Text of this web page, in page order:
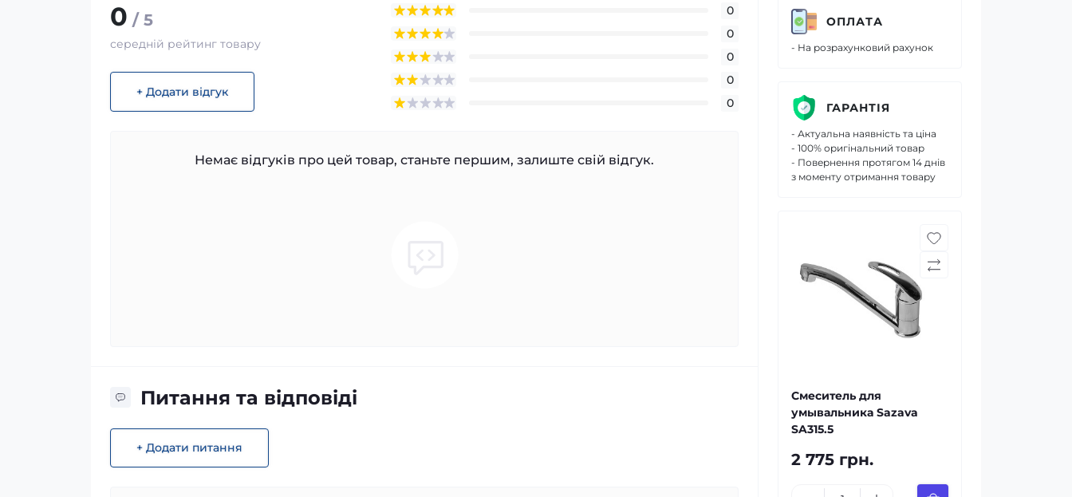
0 / 5
середній рейтинг товару
+ Додати відгук
0
0
0
0
0
Немає відгуків про цей товар, станьте першим, залиште свій відгук.
Питання та відповіді
+ Додати питання
ОПЛАТА
- На розрахунковий рахунок
ГАРАНТІЯ
- Актуальна наявність та ціна
- 100% оригінальний товар
- Повернення протягом 14 днів
з моменту отримання товару
Смеситель для
умывальника Sazava
SA315.5
2 775 грн.